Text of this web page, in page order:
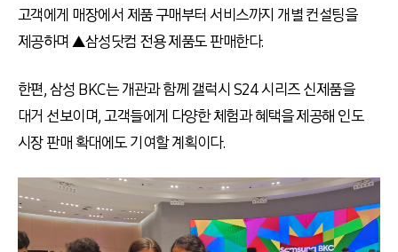
고객에게 매장에서 제품 구매부터 서비스까지 개별 컨설팅을
제공하며 ▲삼성닷컴 전용 제품도 판매한다.
한편, 삼성 BKC는 개관과 함께 갤럭시 S24 시리즈 신제품을
대거 선보이며, 고객들에게 다양한 체험과 혜택을 제공해 인도
시장 판매 확대에도 기여할 계획이다.